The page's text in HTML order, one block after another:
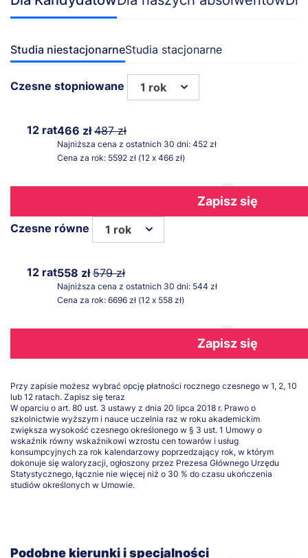
Studia niestacjonarneStudia stacjonarne
Czesne stopniowane 1 rok
12 rat466 zł487 zł
Najniższa cena z ostatnich 30 dni: 452 zł
Cena za rok: 5592 zł (12 x 466 zł)
Zapisz się
Czesne równe 1 rok
12 rat558 zł579 zł
Najniższa cena z ostatnich 30 dni: 544 zł
Cena za rok: 6696 zł (12 x 558 zł)
Zapisz się
Przy zapisie możesz wybrać opcję płatności rocznego czesnego w 1, 2, 10
lub 12 ratach. Zapisz się teraz
W oparciu o art. 80 ust. 3 ustawy z dnia 20 lipca 2018 r. Prawo o
szkolnictwie wyższym i nauce uczelnia raz w roku akademickim
zwiększa wysokość czesnego określonego w § 3 ust. 1 Umowy o
wskaźnik równy wskaźnikowi wzrostu cen towarów i usług
konsumpcyjnych za rok kalendarzowy poprzedzający rok, w którym
dokonuje się waloryzacji, ogłoszony przez Prezesa Głównego Urzędu
Statystycznego, łącznie nie więcej niż o 30 % do czasu ukończenia
studiów określonych w Umowie.
Podobne kierunki i specjalności